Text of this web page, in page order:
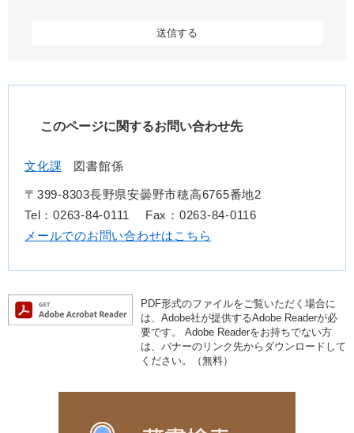
このページに関するお問い合わせ先
文化課 図書館係
〒399-8303長野県安曇野市穂高6765番地2
Tel：0263-84-0111
Fax：0263-84-0116
メールでのお問い合わせはこちら
PDF形式のファイルをご覧いただく場合に
は、Adobe社が提供するAdobe Readerが必
要です。
Adobe Readerをお持ちでない方
は、バナーのリンク先からダウンロードして
ください。（無料）